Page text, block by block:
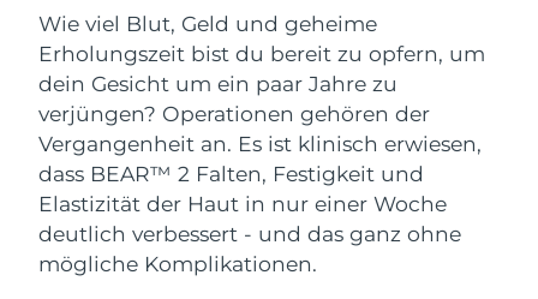
Wie viel Blut, Geld und geheime
Erholungszeit bist du bereit zu opfern, um
dein Gesicht um ein paar Jahre zu
verjüngen? Operationen gehören der
Vergangenheit an. Es ist klinisch erwiesen,
dass BEAR™ 2 Falten, Festigkeit und
Elastizität der Haut in nur einer Woche
deutlich verbessert - und das ganz ohne
mögliche Komplikationen.
LUNA™ 4 Plus
Massage, LED heating
LUNA™ 4 Men
For men, anti-aging massage
BEAR™ 2 go
Microcurrent toning on-the-go
BEAR™ 2 eyes & lips
Microcurrent line smoothing device
Hydratisierung
UFO™ 3 Set
Deep facial hydration
UFO™ 3 LED
Near-infrared and red light therapy
device
Mundpflege
issa™ 4
Hybrid silicone sonic toothbrush
issa™ 4 plus
Smart hybrid silicone sonic toothbrush
FAQ™ ANTI-AGING-BEHANDLUNG
Anti-aging LED-Behandlungen
NEW
Bahrain
Belgien
Erwartete Lieferung
Bermuda
Erwartete Lieferung
16/08/2026
Bosnien und
Herzegowina
Erwartete Lieferung
13/08/2026